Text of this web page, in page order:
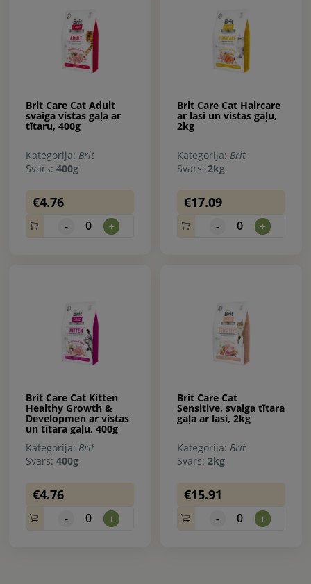
Brit Care Cat Adult
svaiga vistas gaļa ar
tītaru, 400g
Kategorija: Brit
Svars: 400g
€4.76
- 0 +
Brit Care Cat Haircare
ar lasi un vistas gaļu,
2kg
Kategorija: Brit
Svars: 2kg
€17.09
- 0 +
Brit Care Cat Kitten
Healthy Growth &
Developmen ar vistas
un tītara gaļu, 400g
Kategorija: Brit
Svars: 400g
€4.76
- 0 +
Brit Care Cat
Sensitive, svaiga tītara
gaļa ar lasi, 2kg
Kategorija: Brit
Svars: 2kg
€15.91
- 0 +